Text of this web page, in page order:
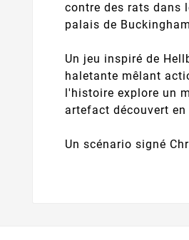
contre des rats dans
palais de
Un jeu inspiré de
haletante mêlant
l'histoire explore un
artefact découvert
Un scénario signé